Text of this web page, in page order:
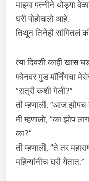
माझ्या पत्नीने थोड्या
घरी पोहोचलो आहे.
तिथून तिनेही सांगितलं
त्या दिवशी काही खास
फोनवर गुड मॉर्निंगचा
“रात्री कशी गेली?”
ती म्हणाली, “आज झोपच
मी म्हणालो, “का झोप
का?”
ती म्हणाली, “ते तर
महिन्यांनीच घरी येतात.”